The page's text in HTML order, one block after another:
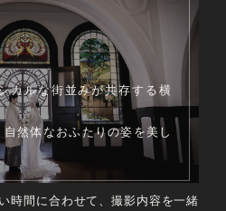
カルな街並みが共存する横
然体なおふたりの姿を美し
時間に合わせて、撮影内容を一緒